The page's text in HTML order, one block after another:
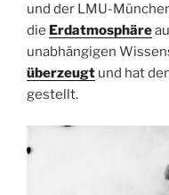
und der LMU-
die Erdatmosphäre
unabhängigen
überzeugt und hat
gestellt.